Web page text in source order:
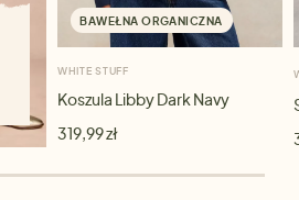
BAWEŁNA ORGANICZNA
WHITE STUFF
Koszula Libby Dark Navy
319,99 zł